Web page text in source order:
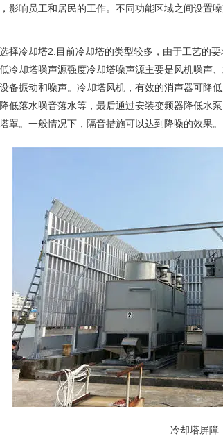
影响员工和居民的工作。不同功能区域之间设置
冷却塔2.目前冷却塔的类型较多，由于工艺的
冷却塔噪声源强度冷却塔噪声源主要是风机噪声
备振动和噪声。冷却塔风机，有效的消声器可降
低落水噪音落水等，最后通过安装变频器降低水
罩。一般情况下，隔音措施可以达到降噪的效果。
冷却塔屏障